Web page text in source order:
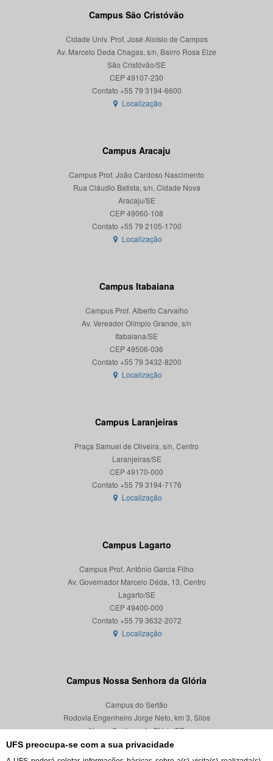
UFS preocupa-se com a sua privacidade
Campus São Cristóvão
Cidade Univ. Prof. José Aloísio de Campos
Av. Marcelo Deda Chagas, s/n, Bairro Rosa Elze
São Cristóvão/SE
CEP 49107-230
Localização
Campus Aracaju
Campus Prof. João Cardoso Nascimento
Rua Cláudio Batista, s/n, Cidade Nova
Aracaju/SE
CEP 49060-108
Localização
Campus Itabaiana
Campus Prof. Alberto Carvalho
Av. Vereador Olímpio Grande, s/n
Itabaiana/SE
CEP 49506-036
Localização
Campus Laranjeiras
Praça Samuel de Oliveira, s/n, Centro
Laranjeiras/SE
CEP 49170-000
Localização
Campus Lagarto
Campus Prof. Antônio Garcia Filho
Av. Governador Marcelo Déda, 13, Centro
Lagarto/SE
CEP 49400-000
Localização
Campus Nossa Senhora da Glória
Campus do Sertão
Rodovia Engenheiro Jorge Neto, km 3, Silos
Nossa Senhora da Glória/SE
CEP 49680-000